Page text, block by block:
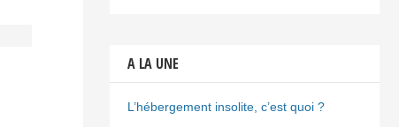
A LA UNE
L’hébergement insolite, c’est quoi ?